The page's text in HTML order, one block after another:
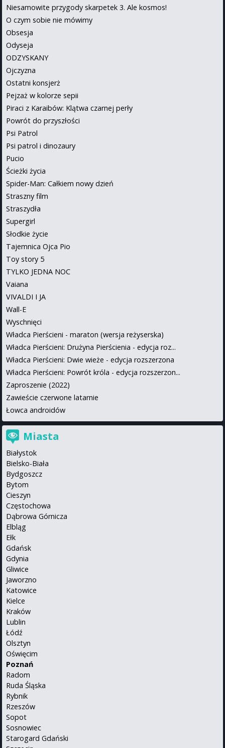
Niesamowite przygody skarpetek 3. Ale kosmos!
O czym sobie nie mówimy
Obsesja
Odyseja
ODZYSKANY
Ojczyzna
Ostatni konsjerż
Pejzaż w kolorze sepii
Piraci z Karaibów: Klątwa czarnej perły
Powrót do przyszłości
Psi Patrol
Psi patrol i dinozaury
Pucio
Ścieżki życia
Spider-Man: Całkiem nowy dzień
Straszny film
Straszydła
Supergirl
Słodkie życie
Tajemnica Ojca Pio
Toy story 5
TYLKO JEDNA NOC
Vaiana
VIVALDI I JA
Wall-E
Wyschnięci
Władca Pierścieni - maraton (wersja reżyserska)
Władca Pierścieni: Drużyna Pierścienia - edycja roz...
Władca Pierścieni: Dwie wieże - edycja rozszerzona
Władca Pierścieni: Powrót króla - edycja rozszerzon...
Zaproszenie (2022)
Zawieście czerwone latarnie
Łowca androidów
Miasta
Białystok
Bielsko-Biała
Bydgoszcz
Bytom
Cieszyn
Częstochowa
Dąbrowa Górnicza
Elbląg
Ełk
Gdańsk
Gdynia
Gliwice
Jaworzno
Katowice
Kielce
Kraków
Lublin
Łódź
Olsztyn
Oświęcim
Poznań
Radom
Ruda Śląska
Rybnik
Rzeszów
Sopot
Sosnowiec
Starogard Gdański